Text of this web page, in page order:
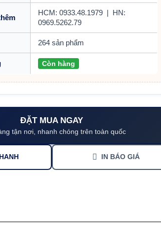
HCM: 0933.48.1979
HN:
0969.5262.79
264 sản phẩm
Còn hàng
ĐẶT MUA NGAY
tận nơi, nhanh chóng trên toàn quốc
IN BÁO GIÁ